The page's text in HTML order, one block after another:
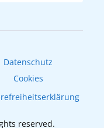
Datenschutz
Cookies
reserved.